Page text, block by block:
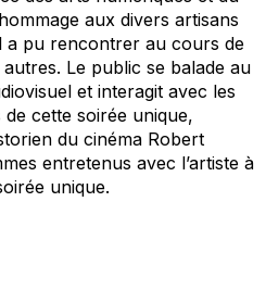
aux divers artisans
a pu rencontrer au cours de
Le public se balade au
et interagit avec les
cette soirée unique,
du cinéma Robert
entretenus avec l’artiste à
unique.